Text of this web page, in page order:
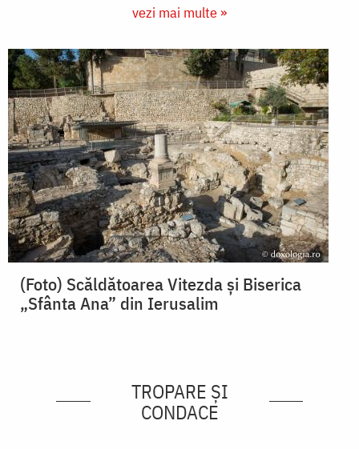
vezi mai multe »
(Foto) Scăldătoarea Vitezda și Biserica
„Sfânta Ana” din Ierusalim
TROPARE ȘI
CONDACE